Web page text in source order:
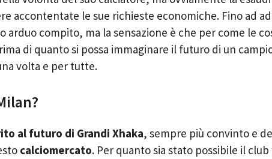
accontentate le sue richieste economiche. Fino ad
arduo compito, ma la sensazione è che per come le
di quanto si possa immaginare il futuro di un
volta e per tutte.
al futuro di Grandi Xhaka, sempre più convinto e
calciomercato. Per quanto sia stato possibile il